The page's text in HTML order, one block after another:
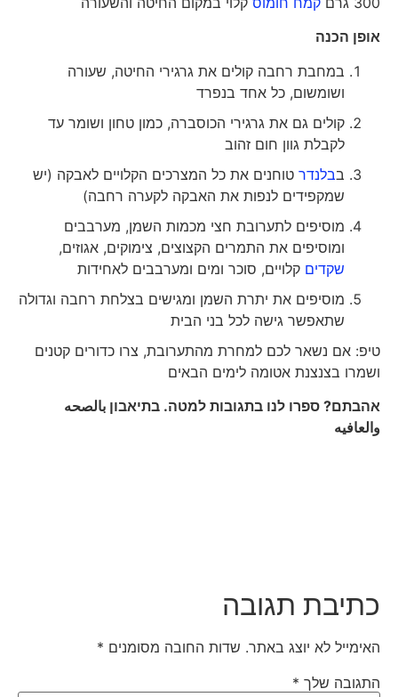
אופן הכנה
במחבת רחבה קולים את גרגירי החיטה, שעורה
ושומשום, כל אחד בנפרד
קולים גם את גרגירי הכוסברה, כמון טחון ושומר עד
לקבלת גוון חום זהוב
בבלנדרטוחנים את כל המצרכים הקלויים לאבקה (יש
שמקפידים לנפות את האבקה לקערה רחבה)
מוסיפים לתערובת חצי מכמות השמן, מערבבים
ומוסיפים את התמרים הקצוצים, צימוקים, אגוזים,
שקדיםקלויים, סוכר ומים ומערבבים לאחידות
מוסיפים את יתרת השמן ומגישים בצלחת רחבה וגדולה
שתאפשר גישה לכל בני הבית
טיפ: אם נשאר לכם למחרת מהתערובת, צרו כדורים קטנים
ושמרו בצנצנת אטומה לימים הבאים
אהבתם? ספרו לנו בתגובות למטה. בתיאבוןبالصحه
والعافيه
כתיבת תגובה
האימייל לא יוצג באתר. שדות החובה מסומנים*
התגובה שלך*